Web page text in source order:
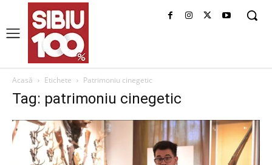
Acasă Etichete Patrimoniu cinegetic
Tag: patrimoniu cinegetic